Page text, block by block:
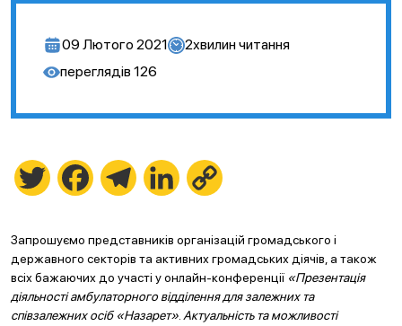
09 Лютого 2021 2хвилин читання
переглядів 126
Twitter FacebookTelegramLinkedIn
Запрошуємо представників організацій громадського і
державного секторів та активних громадських діячів, а також
всіх бажаючих до участі у онлайн-конференції «Презентація
діяльності амбулаторного відділення для залежних та
співзалежних осіб «Назарет» Актуальність та можливості